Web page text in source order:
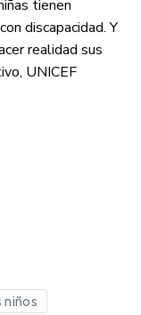
tienen
discapacidad. Y
realidad sus
UNICEF
niños